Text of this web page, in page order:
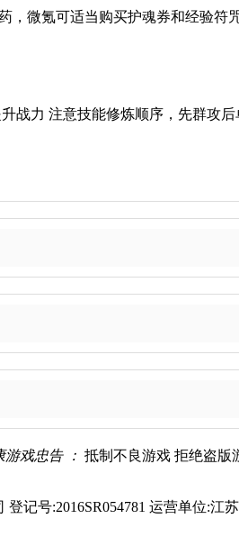
，微氪可适当购买护魂券和经验符
战力 注意技能修炼顺序，先群攻
游戏忠告 ： 抵制不良游戏 拒绝盗版
记号:2016SR054781 运营单位: